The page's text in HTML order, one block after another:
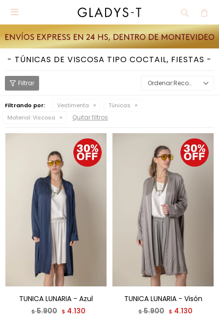

TÚNICAS DE VISCOSA TIPO COCTAIL, FIESTAS
Recomendados
Filtrando por: Vestimenta
Túnicas
Material:Viscosa Quitar filtros
TUNICA LUNARIA - Azul
$5.900 $ 4.130
TUNICA LUNARIA - Visón
$5.900 $ 4.130